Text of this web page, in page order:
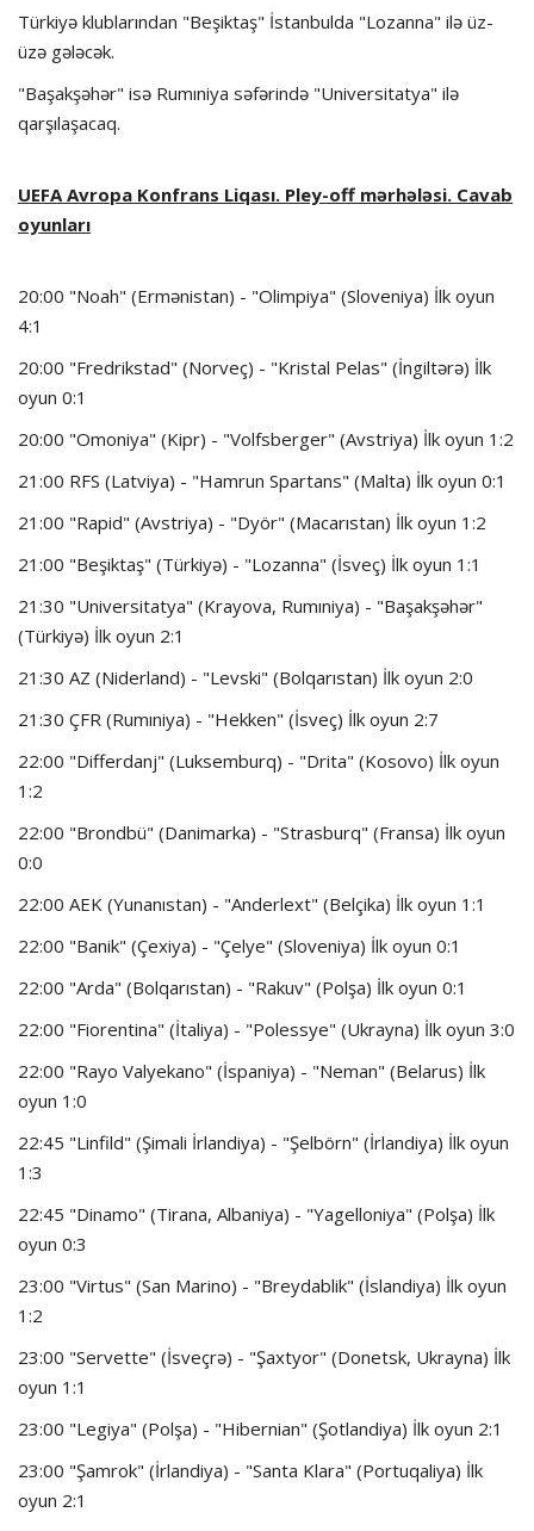
Türkiyə klublarından "Beşiktaş" İstanbulda "Lozanna" ilə üz-
üzə gələcək.
"Başakşəhər" isə Rumıniya səfərində "Universitatya" ilə
qarşılaşacaq.
UEFA Avropa Konfrans Liqası. Pley-off mərhələsi. Cavab
oyunları
20:00 "Noah" (Ermənistan) - "Olimpiya" (Sloveniya) İlk oyun
4:1
20:00 "Fredrikstad" (Norveç) - "Kristal Pelas" (İngiltərə) İlk
oyun 0:1
20:00 "Omoniya" (Kipr) - "Volfsberger" (Avstriya) İlk oyun 1:2
21:00 RFS (Latviya) - "Hamrun Spartans" (Malta) İlk oyun 0:1
21:00 "Rapid" (Avstriya) - "Dyör" (Macarıstan) İlk oyun 1:2
21:00 "Beşiktaş" (Türkiyə) - "Lozanna" (İsveç) İlk oyun 1:1
21:30 "Universitatya" (Krayova, Rumıniya) - "Başakşəhər"
(Türkiyə) İlk oyun 2:1
21:30 AZ (Niderland) - "Levski" (Bolqarıstan) İlk oyun 2:0
21:30 ÇFR (Rumıniya) - "Hekken" (İsveç) İlk oyun 2:7
22:00 "Differdanj" (Luksemburq) - "Drita" (Kosovo) İlk oyun
1:2
22:00 "Brondbü" (Danimarka) - "Strasburq" (Fransa) İlk oyun
0:0
22:00 AEK (Yunanıstan) - "Anderlext" (Belçika) İlk oyun 1:1
22:00 "Banik" (Çexiya) - "Çelye" (Sloveniya) İlk oyun 0:1
22:00 "Arda" (Bolqarıstan) - "Rakuv" (Polşa) İlk oyun 0:1
22:00 "Fiorentina" (İtaliya) - "Polessye" (Ukrayna) İlk oyun 3:0
22:00 "Rayo Valyekano" (İspaniya) - "Neman" (Belarus) İlk
oyun 1:0
22:45 "Linfild" (Şimali İrlandiya) - "Şelbörn" (İrlandiya) İlk oyun
1:3
22:45 "Dinamo" (Tirana, Albaniya) - "Yagelloniya" (Polşa) İlk
oyun 0:3
23:00 "Virtus" (San Marino) - "Breydablik" (İslandiya) İlk oyun
1:2
23:00 "Servette" (İsveçrə) - "Şaxtyor" (Donetsk, Ukrayna) İlk
oyun 1:1
23:00 "Legiya" (Polşa) - "Hibernian" (Şotlandiya) İlk oyun 2:1
23:00 "Şamrok" (İrlandiya) - "Santa Klara" (Portuqaliya) İlk
oyun 2:1